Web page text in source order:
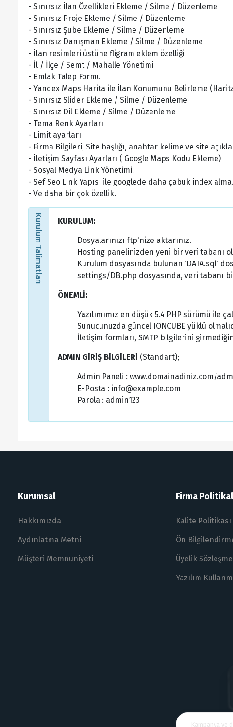
- Sınırsız İlan Özellikleri Ekleme / Silme / Düzenleme
- Sınırsız Proje Ekleme / Silme / Düzenleme
- Sınırsız Şube Ekleme / Silme / Düzenleme
- Sınırsız Danışman Ekleme / Silme / Düzenleme
- İlan resimleri üstüne fligram eklem özelliği
- İl / İlçe / Semt / Mahalle Yönetimi
- Emlak Talep Formu
- Yandex Maps Harita ile İlan Konumunu Belirleme
- Sınırsız Slider Ekleme / Silme / Düzenleme
- Sınırsız Dil Ekleme / Silme / Düzenleme
- Tema Renk Ayarları
- Limit ayarları
- Firma Bilgileri, Site başlığı, anahtar kelime ve site
- İletişim Sayfası Ayarları ( Google Maps Kodu Ekleme)
- Sosyal Medya Link Yönetimi.
- Sef Seo Link Yapısı ile googlede daha çabuk index alma.
- Ve daha bir çok özellik.
Kurulum Talimatları KURULUM;
Dosyalarınızı ftp'nize aktarınız.
Hosting panelinizden yeni bir veri tabanı
Kurulum dosyasında bulunan 'DATA.sql'
settings/DB.php dosyasında, veri tabanı
ÖNEMLİ;
Yazılımımız en düşük 5.4 PHP sürümü ile
Sunucunuzda güncel IONCUBE yüklü
İletişim formları, SMTP bilgilerini
ADMIN GİRİŞ BİLGİLERİ (Standart);
Admin Paneli : www.domainadiniz.com/
E-Posta : info@example.com
Parola : admin123
Kurumsal
Hakkımızda
Aydınlatma Metni
Müşteri Memnuniyeti
Firma
Kalite Politikası
Ön
Üyelik
Yazılım